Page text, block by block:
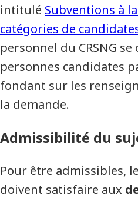
intitulé Subventions à
catégories de
personnel du CRSNG
personnes candidates
fondant sur les
la demande.
Admissibilité du
Pour être admissibles,
doivent satisfaire aux